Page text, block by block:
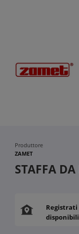
Produttore
ZAMET
STAFFA